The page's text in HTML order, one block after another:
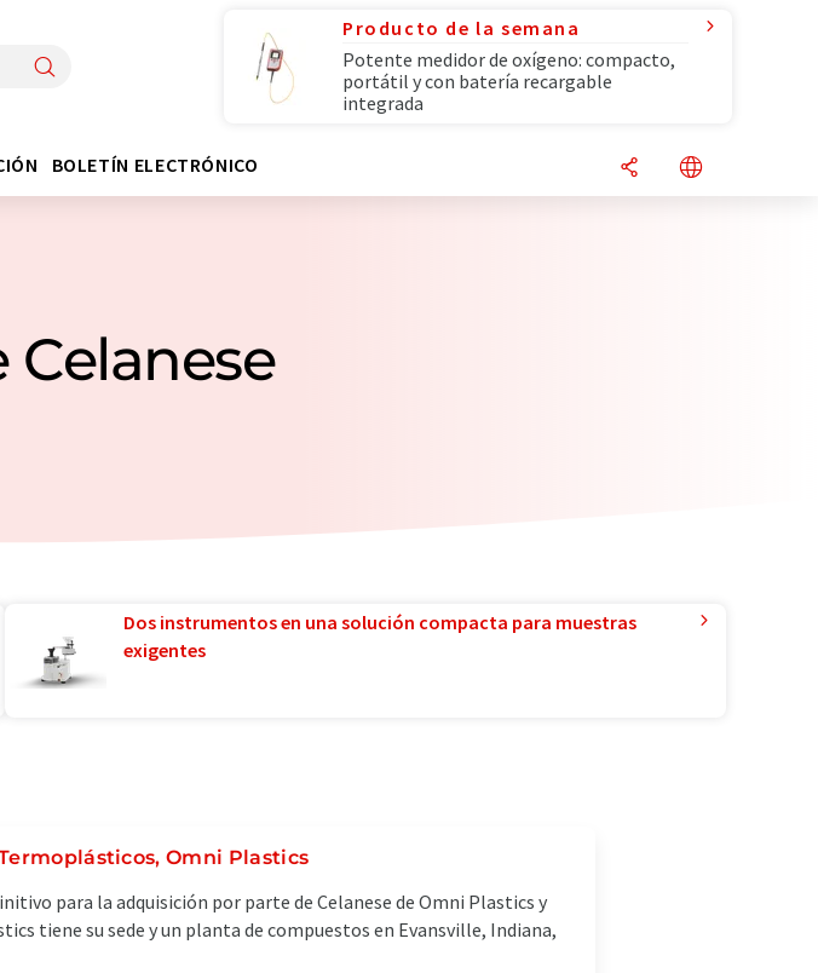
Producto de la semana
Potente medidor de oxígeno: compacto,
portátil y con batería recargable
integrada
BOLETÍN ELECTRÓNICO
Celanese
Dos instrumentos en una solución compacta para muestras
exigentes
Omni Plastics
para la adquisición por parte de Celanese de Omni Plastics y
tiene su sede y un planta de compuestos en Evansville, Indiana,